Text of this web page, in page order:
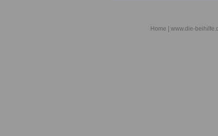
Home | www.die-